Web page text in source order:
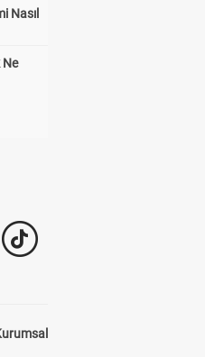
Nasıl
Ne